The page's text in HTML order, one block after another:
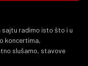
sajtu radimo isto što i u
koncertima,
slušamo, stavove